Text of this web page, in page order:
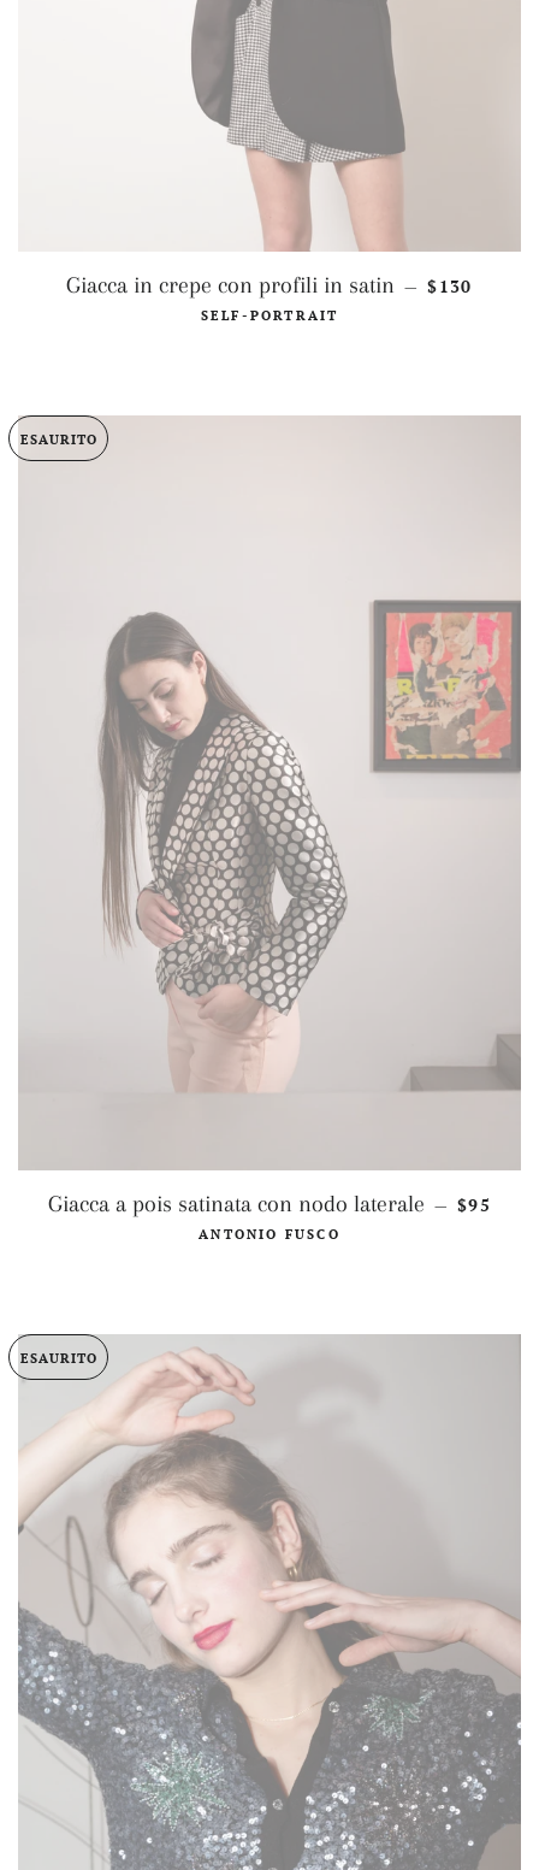
Giacca in crepe con profili in satin — PREZZO
$130
SELF-PORTRAIT
ESAURITO
Giacca a pois satinata con nodo laterale — $95
ANTONIO FUSCO
ESAURITO